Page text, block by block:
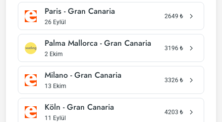
Paris - Gran Canaria
26 Eylül
2649 ₺
Palma Mallorca - Gran Canaria
2 Ekim
3196 ₺
Milano - Gran Canaria
13 Ekim
3326 ₺
Köln - Gran Canaria
11 Eylül
4203 ₺